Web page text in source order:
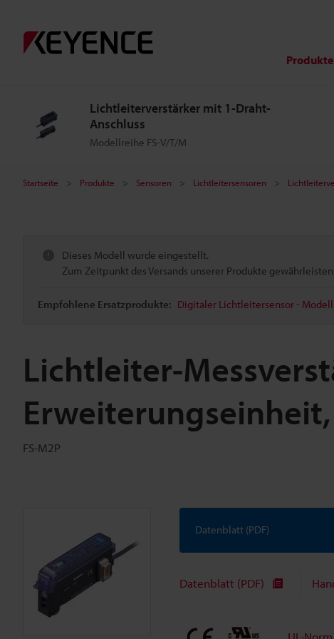
Produkte
Lichtleiterverstärker mit 1-Draht-
Anschluss
Modellreihe FS-V/T/M
Startseite Produkte Sensoren Lichtleitersensoren
Dieses Modell wurde eingestellt.
Zum Zeitpunkt des Versands unserer Produkte
Empfohlene Ersatzprodukte: Digitaler Lichtleitersensor -
Lichtleiter-
Erweiterungseinheit,
FS-M2P
Datenblatt (PDF)
Datenblatt (PDF)